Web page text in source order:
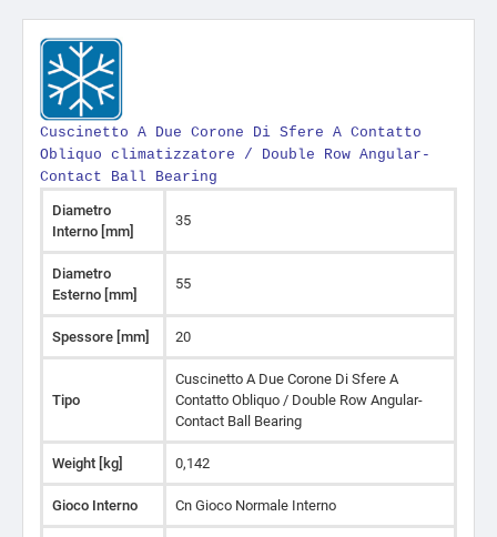
Cuscinetto A Due Corone Di Sfere A Contatto
Obliquo climatizzatore / Double Row Angular-
Contact Ball Bearing
Diametro
Interno [mm]
35
Diametro
Esterno [mm]
55
Spessore [mm] 20
Tipo
Cuscinetto A Due Corone Di Sfere A
Contatto Obliquo / Double Row Angular-
Contact Ball Bearing
Weight [kg] 0,142
Gioco Interno Cn Gioco Normale Interno